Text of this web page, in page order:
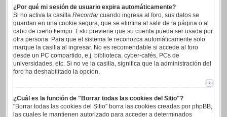
¿Por qué mi sesión de usuario expira automáticamente?
Si no activa la casilla Recordarcuando ingresa al foro, sus datos se
guardan en una cookie segura, que se elimina al salir de la página o al
cabo de cierto tiempo. Esto previene que su cuenta pueda ser usada por
otra persona. Para que el sistema le reconozca automáticamente solo
marque la casilla al ingresar. No es recomendable si accede al foro
desde un PC compartido, e.j. biblioteca, cyber-cafés, PCs de
universidades, etc. Si no ve la casilla, significa que la administración del
foro ha deshabilitado la opción.
¿Cuál es la función de "Borrar todas las cookies del Sitio"?
"Borrar todas las cookies del Sitio" borra las cookies creadas por phpBB,
las cuales le mantienen autorizado para acceder a determinados